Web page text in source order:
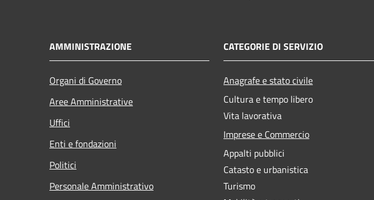
AMMINISTRAZIONE
Organi di Governo
Aree Amministrative
Uffici
Enti e fondazioni
Politici
Personale Amministrativo
CATEGORIE DI SERVIZIO
Anagrafe e stato civile
Cultura e tempo libero
Vita lavorativa
Imprese e Commercio
Appalti pubblici
Catasto e urbanistica
Turismo